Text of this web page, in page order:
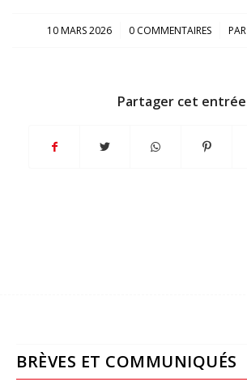
10 MARS 2026
/ 0 COMMENTAIRES
/ PAR
Partager cet entrée
BRÈVES ET COMMUNIQUÉS